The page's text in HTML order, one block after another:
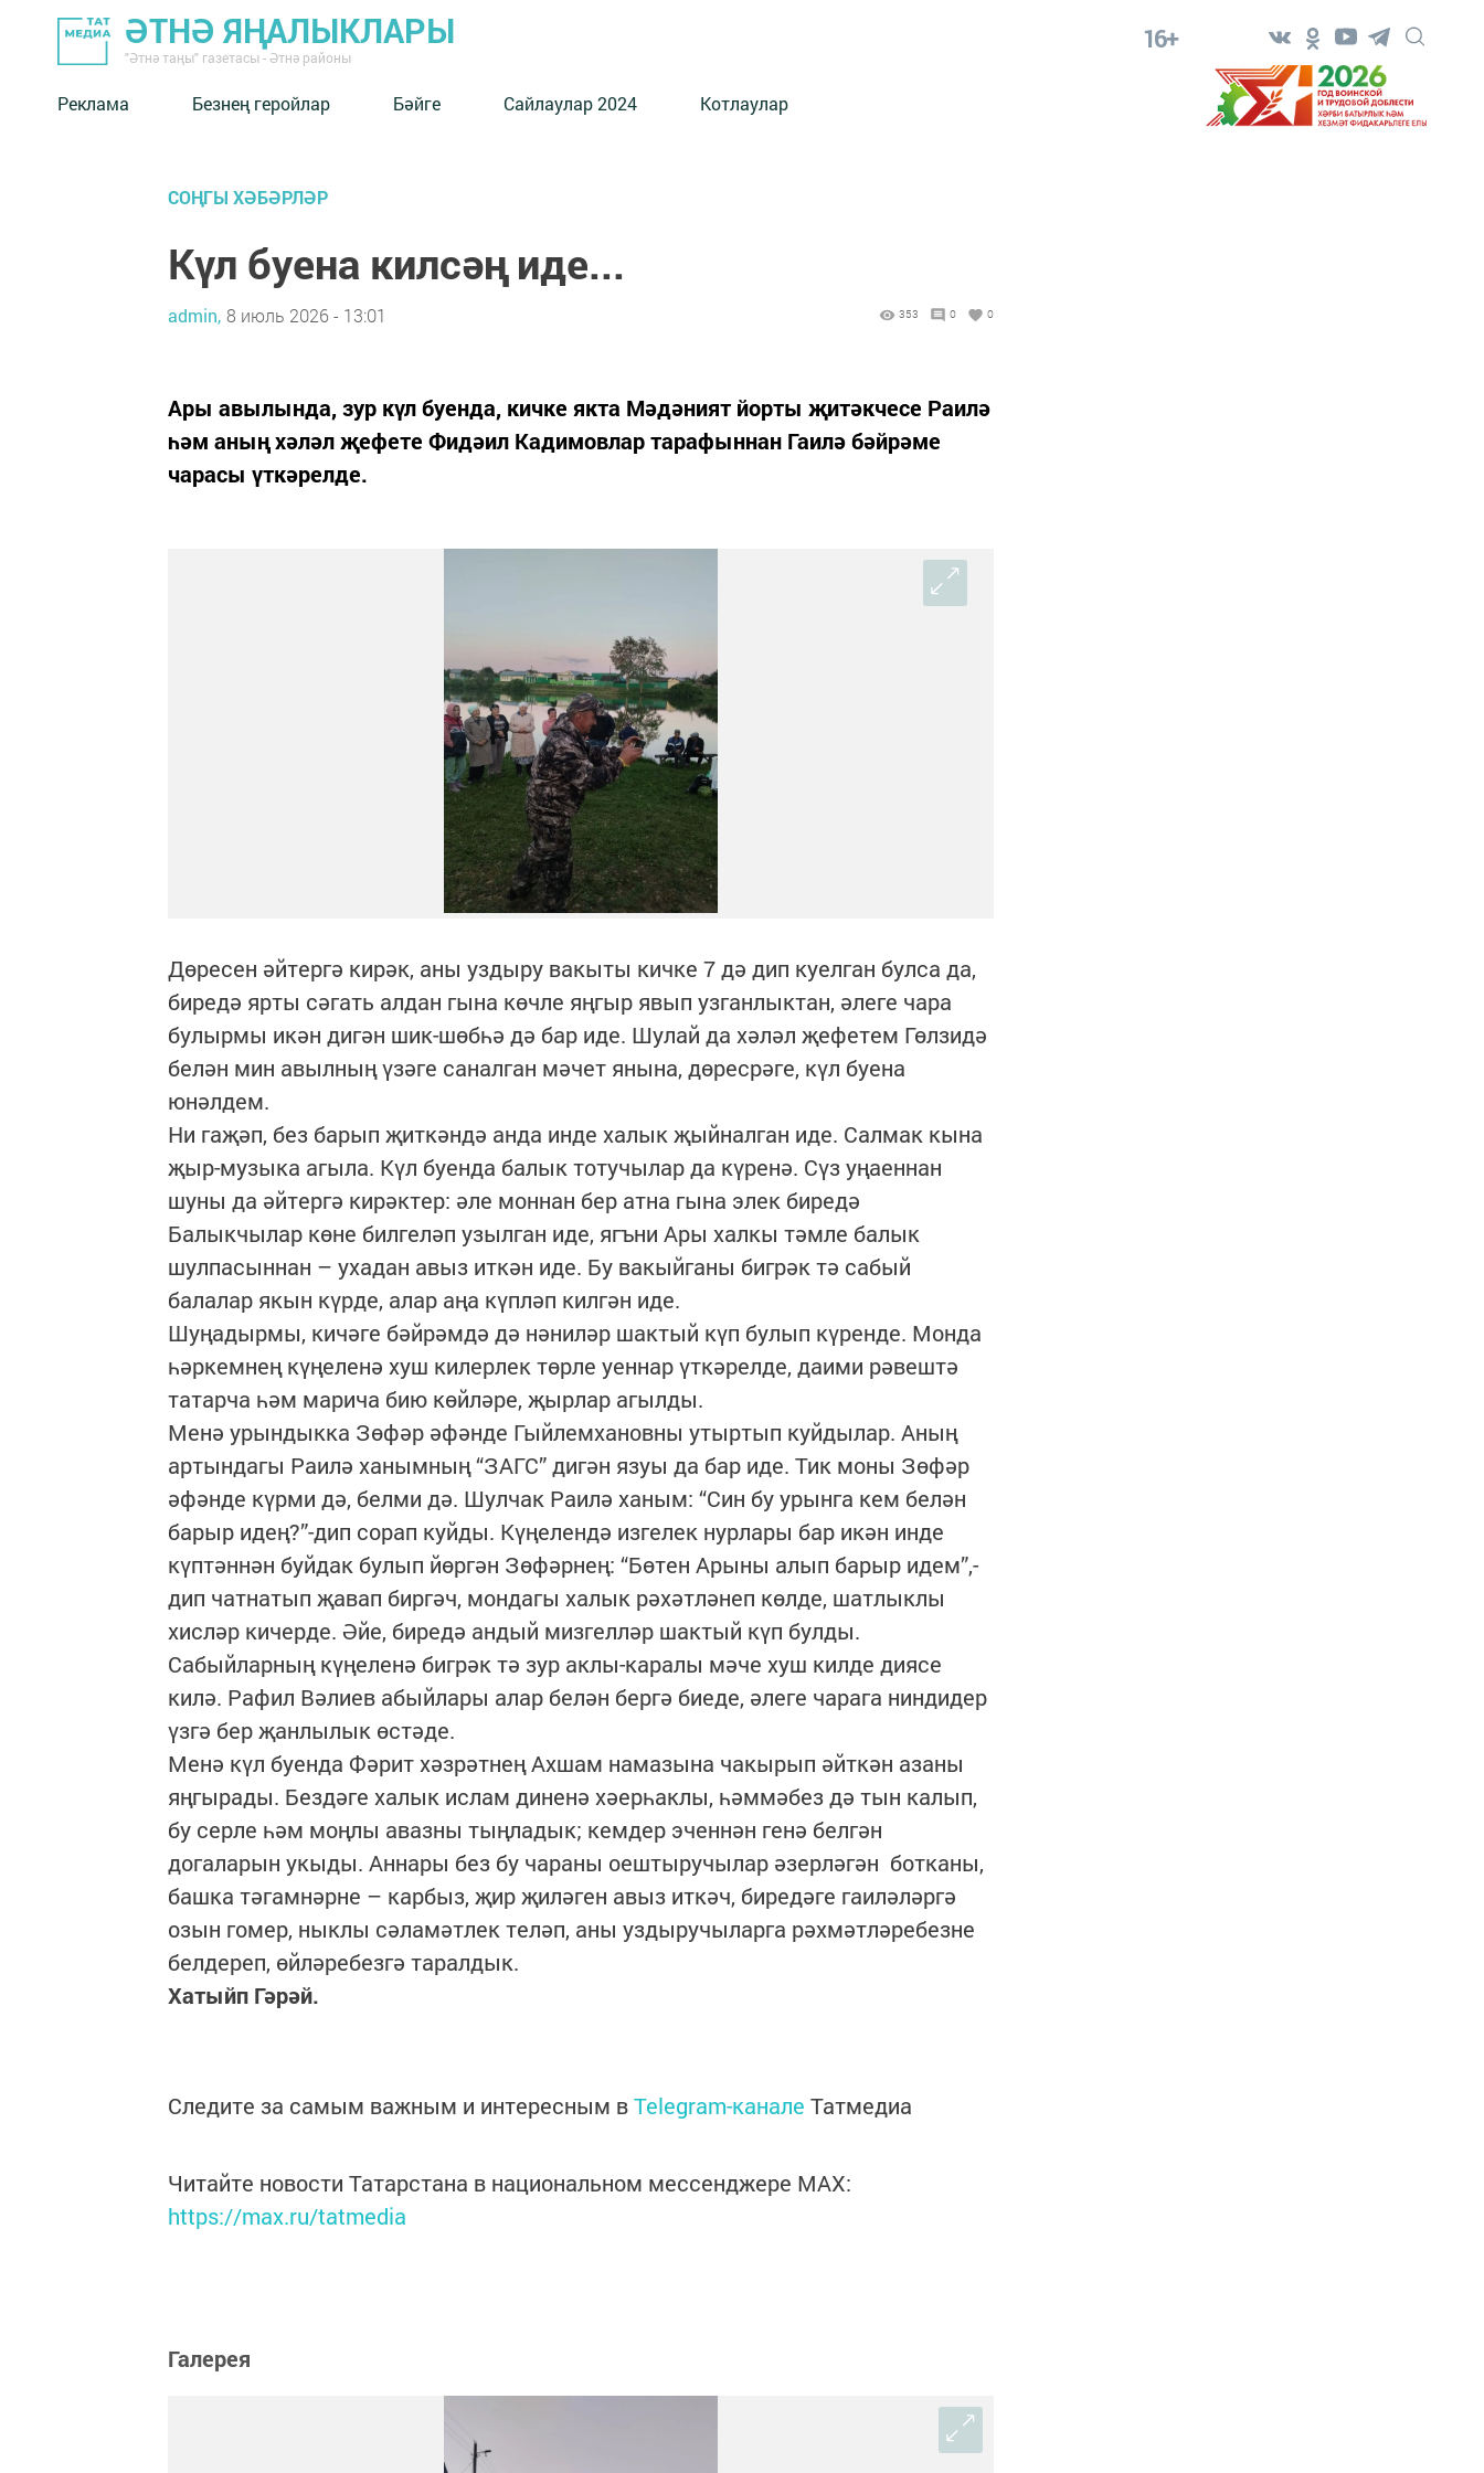
ӘТНӘ ЯҢАЛЫКЛАРЫ
"Әтнә таңы" газетасы - Әтнә районы
16+
Реклама Безнең геройлар Бәйге Сайлаулар 2024 Котлаулар
СОҢГЫ ХӘБӘРЛӘР
Күл буена килсәң иде...
admin, 8 июль 2026 - 13:01 353 0 0
Ары авылында, зур күл буенда, кичке якта Мәдәният йорты җитәкчесе Раилә
һәм аның хәләл җефете Фидәил Кадимовлар тарафыннан Гаилә бәйрәме
чарасы үткәрелде.
Дөресен әйтергә кирәк, аны уздыру вакыты кичке 7 дә дип куелган булса да,
биредә ярты сәгать алдан гына көчле яңгыр явып узганлыктан, әлеге чара
булырмы икән дигән шик-шөбһә дә бар иде. Шулай да хәләл җефетем Гөлзидә
белән мин авылның үзәге саналган мәчет янына, дөресрәге, күл буена
юнәлдем.
Ни гаҗәп, без барып җиткәндә анда инде халык җыйналган иде. Салмак кына
җыр-музыка агыла. Күл буенда балык тотучылар да күренә. Сүз уңаеннан
шуны да әйтергә кирәктер: әле моннан бер атна гына элек биредә
Балыкчылар көне билгеләп узылган иде, ягъни Ары халкы тәмле балык
шулпасыннан – ухадан авыз иткән иде. Бу вакыйганы бигрәк тә сабый
балалар якын күрде, алар аңа күпләп килгән иде.
Шуңадырмы, кичәге бәйрәмдә дә нәниләр шактый күп булып күренде. Монда
һәркемнең күңеленә хуш килерлек төрле уеннар үткәрелде, даими рәвештә
татарча һәм марича бию көйләре, җырлар агылды.
Менә урындыкка Зөфәр әфәнде Гыйлемхановны утыртып куйдылар. Аның
артындагы Раилә ханымның “ЗАГС” дигән язуы да бар иде. Тик моны Зөфәр
әфәнде күрми дә, белми дә. Шулчак Раилә ханым: “Син бу урынга кем белән
барыр идең?”-дип сорап куйды. Күңелендә изгелек нурлары бар икән инде
күптәннән буйдак булып йөргән Зөфәрнең: “Бөтен Арыны алып барыр идем”,-
дип чатнатып җавап биргәч, мондагы халык рәхәтләнеп көлде, шатлыклы
хисләр кичерде. Әйе, биредә андый мизгелләр шактый күп булды.
Сабыйларның күңеленә бигрәк тә зур аклы-каралы мәче хуш килде диясе
килә. Рафил Вәлиев абыйлары алар белән бергә биеде, әлеге чарага ниндидер
үзгә бер җанлылык өстәде.
Менә күл буенда Фәрит хәзрәтнең Ахшам намазына чакырып әйткән азаны
яңгырады. Бездәге халык ислам диненә хәерһаклы, һәммәбез дә тын калып,
бу серле һәм моңлы авазны тыңладык; кемдер эченнән генә белгән
догаларын укыды. Аннары без бу чараны оештыручылар әзерләгән ботканы,
башка тәгамнәрне – карбыз, җир җиләген авыз иткәч, биредәге гаиләләргә
озын гомер, ныклы сәламәтлек теләп, аны уздыручыларга рәхмәтләребезне
белдереп, өйләребезгә таралдык.
Хатыйп Гәрәй.
Следите за самым важным и интересным вTelegram-канале Татмедиа
Читайте новости Татарстана в национальном мессенджере MАХ:
https://max.ru/tatmedia
Галерея